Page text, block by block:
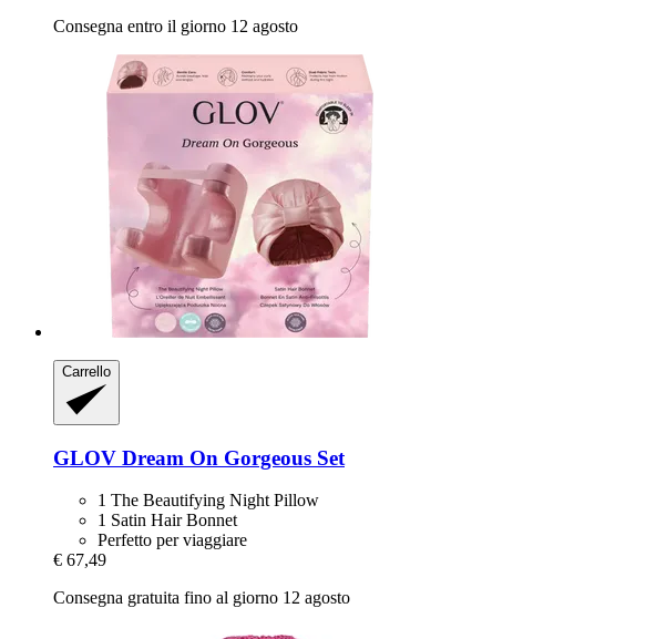
Consegna entro il giorno 12 agosto
Carrello
GLOV Dream On Gorgeous Set
1 The Beautifying Night Pillow
1 Satin Hair Bonnet
Perfetto per viaggiare
€ 67,49
Consegna gratuita fino al giorno 12 agosto